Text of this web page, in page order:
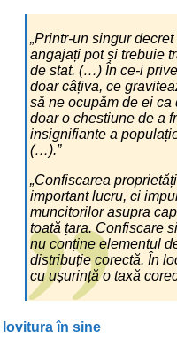
„Printr-un singur
angajați pot și trebuie
de stat. (…) În ce-i
doar câțiva, ce
să ne ocupăm de ei ca
doar o chestiune de a
insignifiante a
(…).”
„Confiscarea
important lucru, ci
muncitorilor asupra
toată țara. Confiscare
nu conține elementul
distribuție corectă. În
cu ușurință o taxă
lovitura în sine